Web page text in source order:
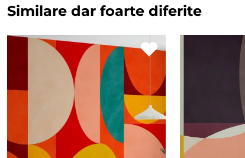
Similare dar foarte diferite